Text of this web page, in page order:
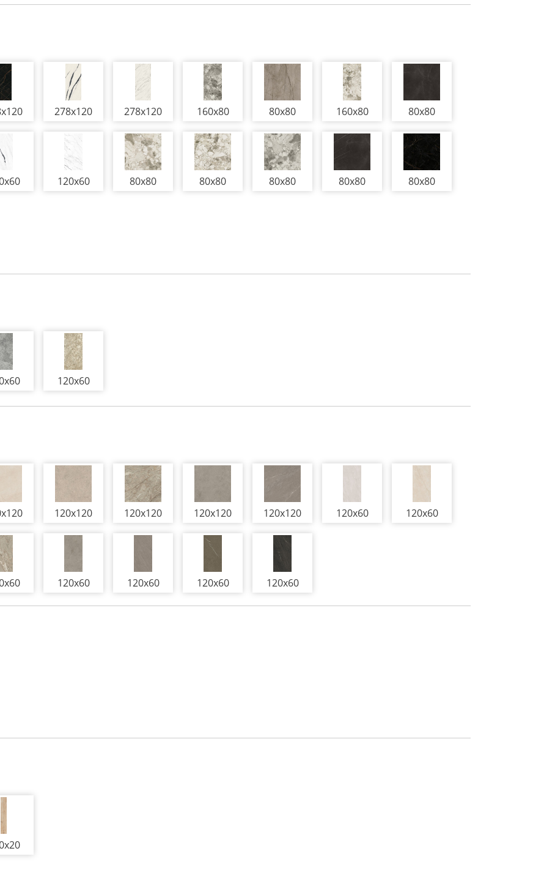
278x120 278x120 160x80 80x80 160x80 80x80
120x60 80x80 80x80 80x80 80x80 80x80
120x60
120x120 120x120 120x120 120x120 120x60 120x60
120x60 120x60 120x60 120x60